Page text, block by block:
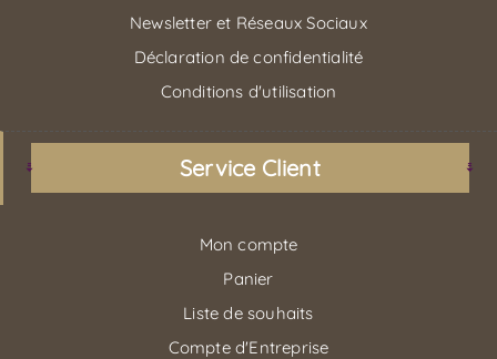
Newsletter et Réseaux Sociaux
Déclaration de confidentialité
Conditions d'utilisation
Service Client
Mon compte
Panier
Liste de souhaits
Compte d'Entreprise